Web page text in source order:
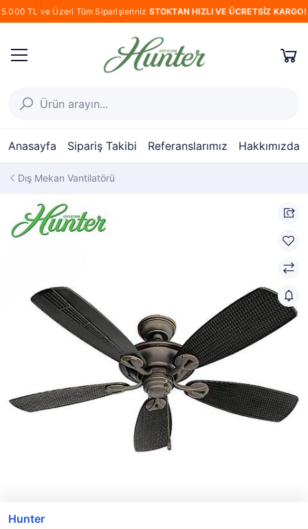
5.000 TL ve Üzeri Tüm Siparişleriniz STOKTAN HIZLI VE ÜCRETSİZ KARGO!
Anasayfa Sipariş Takibi Referanslarımız Hakkımızda
Dış Mekan Vantilatörü
Hunter